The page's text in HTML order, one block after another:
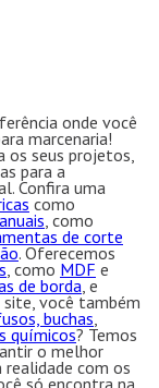
onde você
marcenaria!
os seus projetos,
para a
Confira uma
como
, como
de corte
. Oferecemos
, como MDF e
de borda, e
site, você também
buchas,
químicos? Temos
o melhor
com os